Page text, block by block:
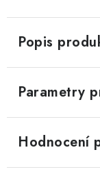
Popis
Parametry
Hodnocení